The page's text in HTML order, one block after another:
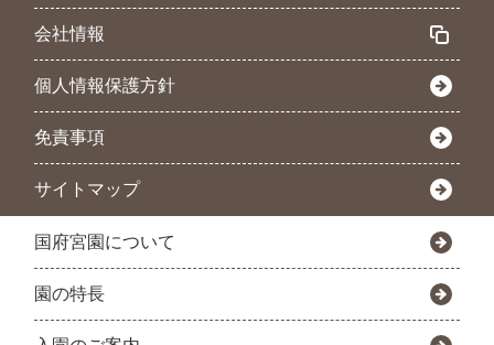
会社情報
個人情報保護方針
免責事項
サイトマップ
国府宮園について
園の特長